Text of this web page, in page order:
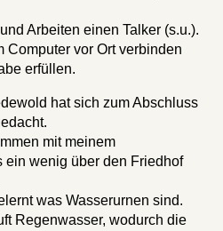
Arbeiten einen Talker (s.u.).
Computer vor Ort verbinden
erfüllen.
hat sich zum Abschluss
mit meinem
ein wenig über den Friedhof
was Wasserurnen sind.
Regenwasser, wodurch die